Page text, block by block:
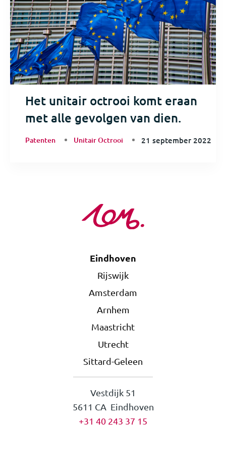
Het unitair octrooi komt eraan
met alle gevolgen van dien.
Patenten Unitair Octrooi 21 september 2022
Eindhoven
Rijswijk
Amsterdam
Arnhem
Maastricht
Utrecht
Sittard-Geleen
Vestdijk 51
5611 CA Eindhoven
+31 40 243 37 15